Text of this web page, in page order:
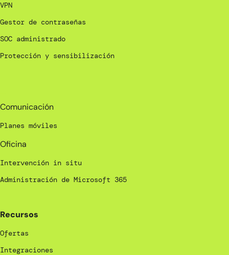
VPN
Gestor de contraseñas
SOC administrado
Protección y sensibilización
Comunicación
Planes móviles
Oficina
Intervención in situ
Administración de Microsoft 365
Recursos
Ofertas
Integraciones